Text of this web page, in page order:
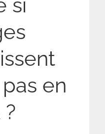
si
en